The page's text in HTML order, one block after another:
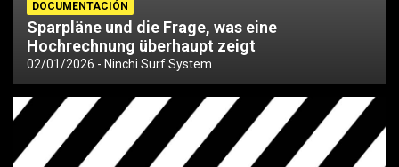
DOCUMENTACIÓN
Sparpläne und die Frage, was eine
Hochrechnung überhaupt zeigt
02/01/2026 Ninchi Surf System